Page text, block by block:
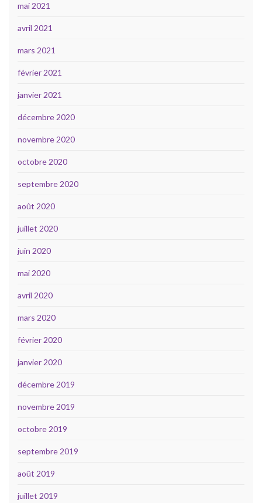
mai 2021
avril 2021
mars 2021
février 2021
janvier 2021
décembre 2020
novembre 2020
octobre 2020
septembre 2020
août 2020
juillet 2020
juin 2020
mai 2020
avril 2020
mars 2020
février 2020
janvier 2020
décembre 2019
novembre 2019
octobre 2019
septembre 2019
août 2019
juillet 2019